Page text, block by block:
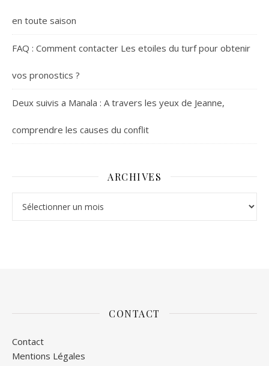
en toute saison
FAQ : Comment contacter Les etoiles du turf pour obtenir
vos pronostics ?
Deux suivis a Manala : A travers les yeux de Jeanne,
comprendre les causes du conflit
ARCHIVES
CONTACT
Contact
Mentions Légales